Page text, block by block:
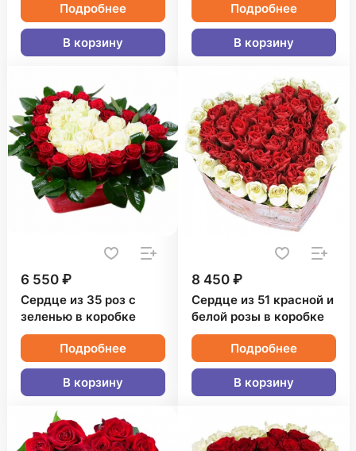
Подробнее
В корзину
Подробнее
В корзину
6 550 ₽
Сердце из 35 роз с
зеленью в коробке
Подробнее
В корзину
8 450 ₽
Сердце из 51 красной и
белой розы в коробке
Подробнее
В корзину